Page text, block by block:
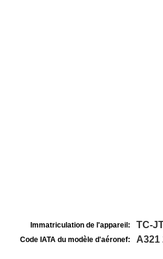
Immatriculation de l'appareil: TC-
Code IATA du modèle d'aéronef: A321